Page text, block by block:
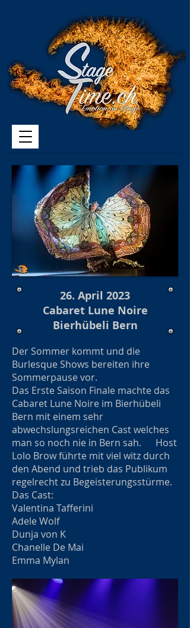
26. April 2023
Cabaret Lune Noire
Bierhübeli Bern
Der Sommer kommt und die
Burlesque Shows bereiten ihre
Sommerpause vor.
Das Erste Saison Finale machte das
Cabaret Lune Noire im Bierhübeli
Bern mit einem sehr
abwechslungsreichen Cast welches
man so noch nie in Bern sah. Host
Lolo Brow führte mit viel witz durch
den Abend und trieb das Publikum
regelrecht zu Begeisterungsstürme.
Das Cast:
Valentina Tafferini
Adele Wolf
Dunja von K
Chanelle De Mai
Emma Mylan